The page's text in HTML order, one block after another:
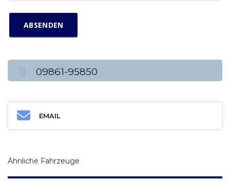
09861-95850
EMAIL
Ähnliche Fahrzeuge